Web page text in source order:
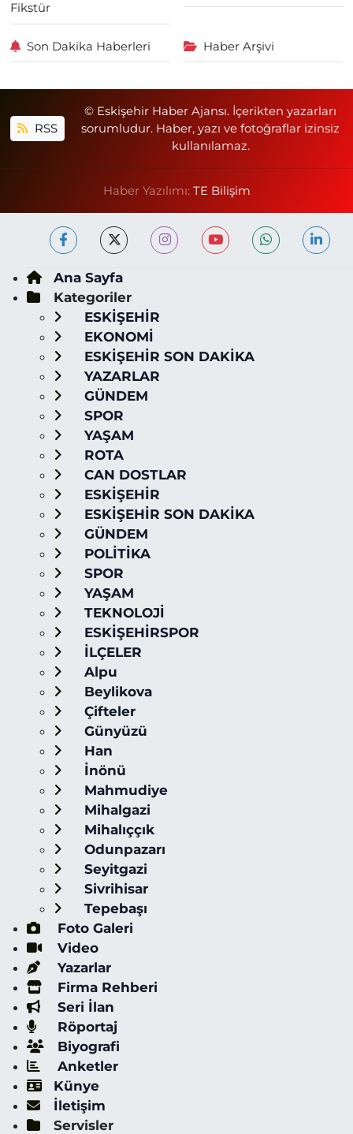
Fikstür
Son Dakika Haberleri Haber Arşivi
RSS
© Eskişehir Haber Ajansı. İçerikten yazarları
sorumludur. Haber, yazı ve fotoğraflar izinsiz
kullanılamaz.
Haber Yazılımı: TE Bilişim
Ana Sayfa
Kategoriler
ESKİŞEHİR
EKONOMİ
ESKİŞEHİR SON DAKİKA
YAZARLAR
GÜNDEM
SPOR
YAŞAM
ROTA
CAN DOSTLAR
ESKİŞEHİR
ESKİŞEHİR SON DAKİKA
GÜNDEM
POLİTİKA
SPOR
YAŞAM
TEKNOLOJİ
ESKİŞEHİRSPOR
İLÇELER
Alpu
Beylikova
Çifteler
Günyüzü
Han
İnönü
Mahmudiye
Mihalgazi
Mihalıççık
Odunpazarı
Seyitgazi
Sivrihisar
Tepebaşı
Foto Galeri
Video
Yazarlar
Firma Rehberi
Seri İlan
Röportaj
Biyografi
Anketler
Künye
İletişim
Servisler